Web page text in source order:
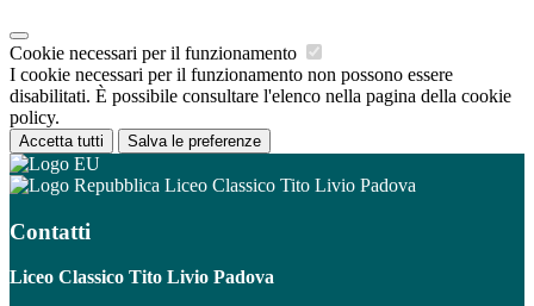
Cookie necessari per il funzionamento
I cookie necessari per il funzionamento non possono essere
disabilitati. È possibile consultare l'elenco nella pagina della cookie
policy.
Accetta tutti Salva le preferenze
Liceo Classico Tito Livio Padova
Contatti
Liceo Classico Tito Livio Padova